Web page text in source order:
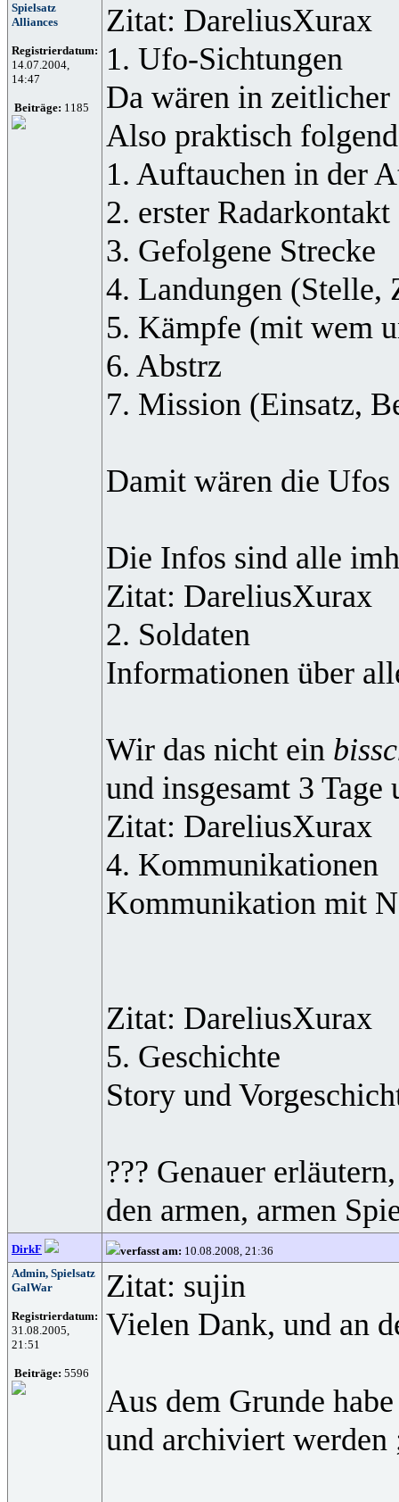
Spielsatz
Alliances
Registrierdatum:
14.07.2004,
14:47
Beiträge: 1185
Zitat: DareliusXurax
1. Ufo-Sichtungen
Da wären in zeitlicher
Also praktisch
1. Auftauchen in der
2. erster Radarkontakt
3. Gefolgene Strecke
4. Landungen (Stelle,
5. Kämpfe (mit wem
6. Abstrz
7. Mission (Einsatz,
Damit wären die Ufos
Die Infos sind alle
Zitat: DareliusXurax
2. Soldaten
Informationen über
Wir das nicht ein
und insgesamt 3
Zitat: DareliusXurax
4. Kommunikationen
Kommunikation mit
Zitat: DareliusXurax
5. Geschichte
Story und
??? Genauer
den armen, armen
DirkF verfasst am: 10.08.2008, 21:36
Admin, Spielsatz
GalWar
Registrierdatum:
31.08.2005,
21:51
Beiträge: 5596
Zitat: sujin
Vielen Dank, und an
Aus dem Grunde
und archiviert werden